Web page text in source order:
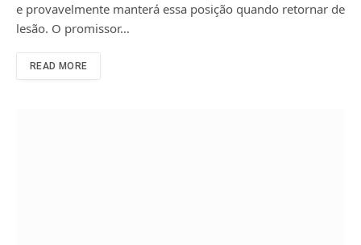
e provavelmente manterá essa posição quando retornar de
lesão. O promissor…
READ MORE